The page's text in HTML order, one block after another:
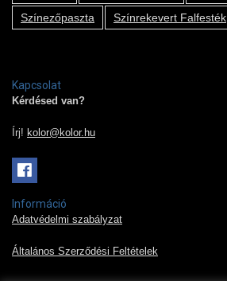
Színezőpaszta
Színrekevert Falfesték
Kapcsolat
Kérdésed van?
Írj! kolor@kolor.hu
Információ
Adatvédelmi szabályzat
Általános Szerződési Feltételek